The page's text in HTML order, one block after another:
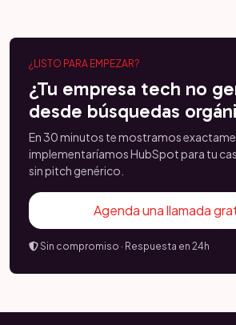
¿LISTO PARA EMPEZAR?
¿Tu empresa tech no
desde búsquedas
En 30 minutos te mostramos
implementaríamos HubSpot para tu
sin pitch genérico.
Agenda una llamada
Sin compromiso · Respuesta en 24h